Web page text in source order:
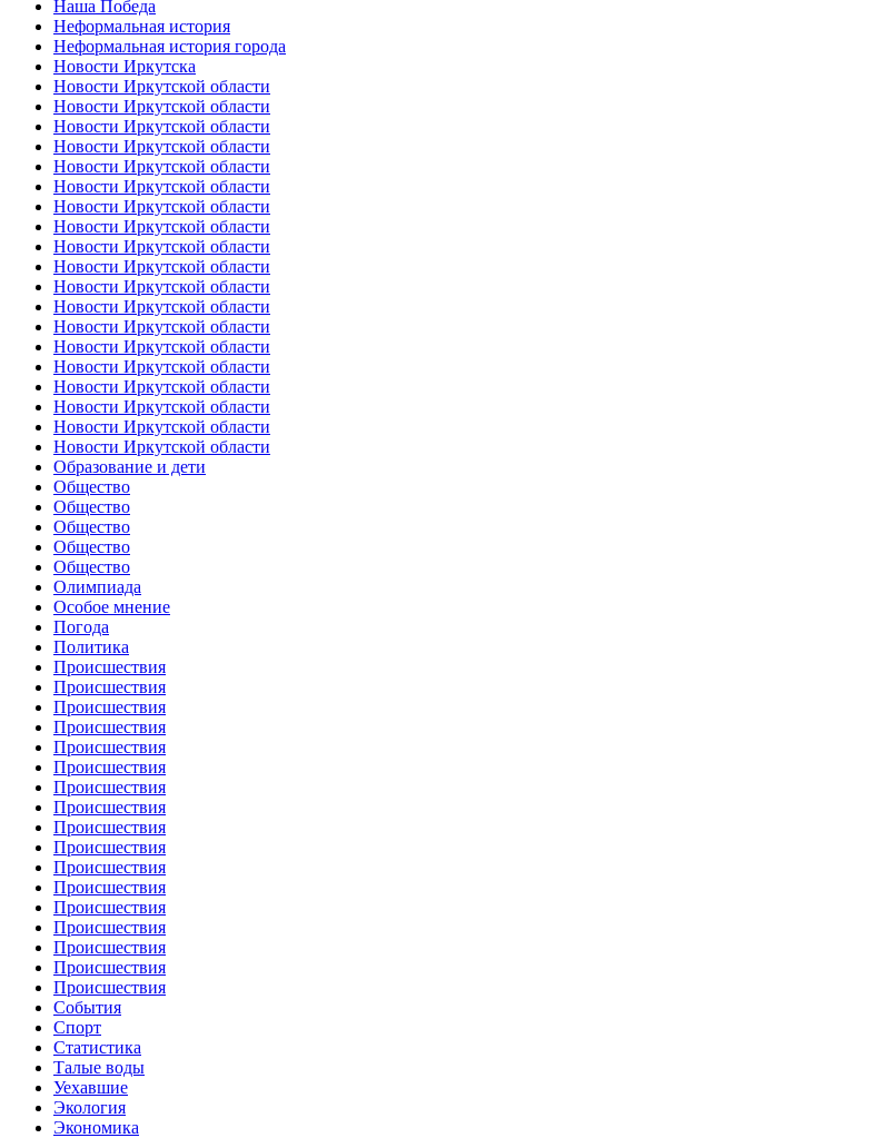
Наша Победа
Неформальная история
Неформальная история города
Новости Иркутска
Новости Иркутской области
Новости Иркутской области
Новости Иркутской области
Новости Иркутской области
Новости Иркутской области
Новости Иркутской области
Новости Иркутской области
Новости Иркутской области
Новости Иркутской области
Новости Иркутской области
Новости Иркутской области
Новости Иркутской области
Новости Иркутской области
Новости Иркутской области
Новости Иркутской области
Новости Иркутской области
Новости Иркутской области
Новости Иркутской области
Новости Иркутской области
Образование и дети
Общество
Общество
Общество
Общество
Общество
Олимпиада
Особое мнение
Погода
Политика
Происшествия
Происшествия
Происшествия
Происшествия
Происшествия
Происшествия
Происшествия
Происшествия
Происшествия
Происшествия
Происшествия
Происшествия
Происшествия
Происшествия
Происшествия
Происшествия
Происшествия
События
Спорт
Статистика
Талые воды
Уехавшие
Экология
Экономика